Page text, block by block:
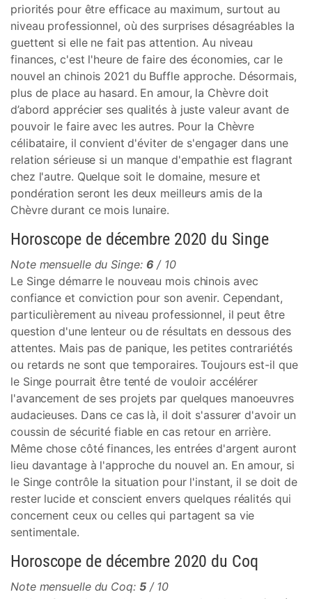
priorités pour être efficace au maximum, surtout au
niveau professionnel, où des surprises désagréables la
guettent si elle ne fait pas attention. Au niveau
finances, c'est l'heure de faire des économies, car le
nouvel an chinois 2021 du Buffle approche. Désormais,
plus de place au hasard. En amour, la Chèvre doit
d’abord apprécier ses qualités à juste valeur avant de
pouvoir le faire avec les autres. Pour la Chèvre
célibataire, il convient d'éviter de s'engager dans une
relation sérieuse si un manque d'empathie est flagrant
chez l'autre. Quelque soit le domaine, mesure et
pondération seront les deux meilleurs amis de la
Chèvre durant ce mois lunaire.
Horoscope de décembre 2020 du Singe
Note mensuelle du Singe: 6 / 10
Le Singe démarre le nouveau mois chinois avec
confiance et conviction pour son avenir. Cependant,
particulièrement au niveau professionnel, il peut être
question d'une lenteur ou de résultats en dessous des
attentes. Mais pas de panique, les petites contrariétés
ou retards ne sont que temporaires. Toujours est-il que
le Singe pourrait être tenté de vouloir accélérer
l'avancement de ses projets par quelques manoeuvres
audacieuses. Dans ce cas là, il doit s'assurer d'avoir un
coussin de sécurité fiable en cas retour en arrière.
Même chose côté finances, les entrées d'argent auront
lieu davantage à l'approche du nouvel an. En amour, si
le Singe contrôle la situation pour l'instant, il se doit de
rester lucide et conscient envers quelques réalités qui
concernent ceux ou celles qui partagent sa vie
sentimentale.
Horoscope de décembre 2020 du Coq
Note mensuelle du Coq: 5/ 10